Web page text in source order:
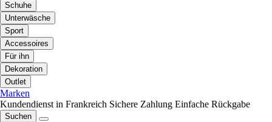
Schuhe
Unterwäsche
Sport
Accessoires
Für ihn
Dekoration
Outlet
Marken
Kundendienst in Frankreich Sichere Zahlung Einfache Rückgabe
Suchen